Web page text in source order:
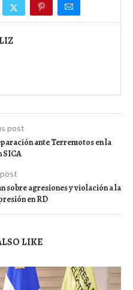
post
ante Terremotos en la
SICA
sobre agresiones y violación a la
en RD
LIKE